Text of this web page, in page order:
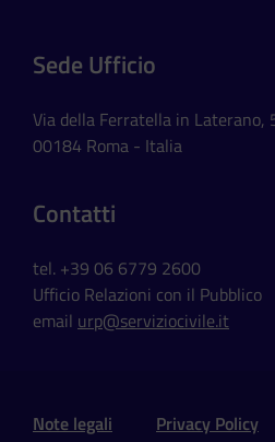
Sede Ufficio
Via della Ferratella in Laterano,
00184 Roma - Italia
Contatti
tel. +39 06 6779 2600
Ufficio Relazioni con il Pubblico
email urp@serviziocivile.it
Note legali Privacy Policy